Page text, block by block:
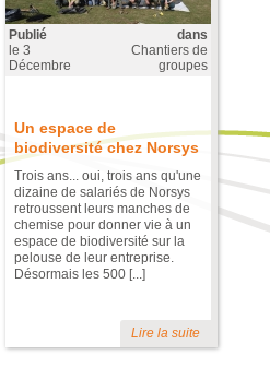
Publié
le 3
Décembre
dans
Chantiers de
groupes
Un espace de
biodiversité chez Norsys
Trois ans... oui, trois ans qu'une
dizaine de salariés de Norsys
retroussent leurs manches de
chemise pour donner vie à un
espace de biodiversité sur la
pelouse de leur entreprise.
Désormais les 500 [...]
Lire la suite